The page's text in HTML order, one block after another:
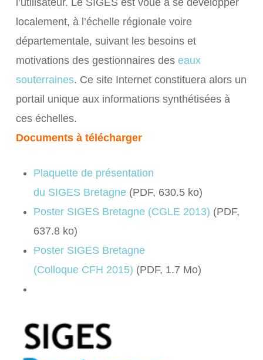
l’utilisateur. Le SIGES est voué à se développer
localement, à l’échelle régionale voire
départementale, suivant les besoins et
motivations des gestionnaires des eaux
souterraines. Ce site Internet constituera alors un
portail unique aux informations synthétisées à
ces échelles.
Documents à télécharger
Plaquette de présentation
du SIGES Bretagne (PDF, 630.5 ko)
Poster SIGES Bretagne (CGLE2013) (PDF,
637.8 ko)
Poster SIGES Bretagne
(Colloque CFH 2015) (PDF, 1.7 Mo)